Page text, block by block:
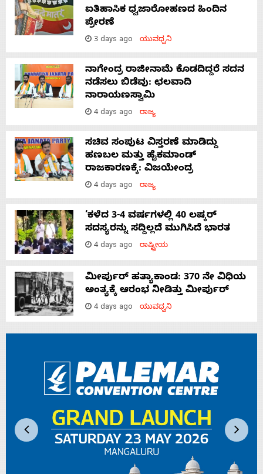
ಐತಿಹಾಸಿಕ ಧ್ವಜಾರೋಹಣದ ಹಿಂದಿನ
ಪ್ರೇರಣೆ
3 days ago ಯುವಧ್ವನಿ
ನಾಗೇಂದ್ರ ರಾಜೀನಾಮೆ ಕೊಡದಿದ್ದರೆ ಸದನ
ನಡೆಸಲು ಬಿಡೆವು: ಛಲವಾದಿ
ನಾರಾಯಣಸ್ವಾಮಿ
4 days ago ರಾಜ್ಯ
ಸಚಿವ ಸಂಪುಟ ವಿಸ್ತರಣೆ ಮಾಡಿದ್ದು
ಹಣಬಲ ಮತ್ತು ಹೈಕಮಾಂಡ್
ರಾಜಕಾರಣಕ್ಕೆ: ವಿಜಯೇಂದ್ರ
4 days ago ರಾಜ್ಯ
‘ಕಳೆದ 3-4 ವರ್ಷಗಳಲ್ಲಿ 40 ಲಷ್ಕರ್
ಸದಸ್ಯರನ್ನು ಸದ್ದಿಲ್ಲದೆ ಮುಗಿಸಿದೆ ಭಾರತ
4 days ago ರಾಷ್ಟ್ರೀಯ
ಮೀರ್ಪುರ್ ಹತ್ಯಾಕಾಂಡ: 370 ನೇ ವಿಧಿಯ
ಅಂತ್ಯಕ್ಕೆ ಆರಂಭ ನೀಡಿತ್ತು ಮೀರ್ಪುರ್
4 days ago ಯುವಧ್ವನಿ